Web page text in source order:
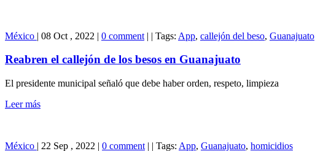
el
de
México
México | 08 Oct , 2022 | 0 comment | | Tags: App, callejón del beso, Guanajuato
Reabren el callejón de los besos en Guanajuato
El presidente municipal señaló que debe haber orden, respeto, limpieza
Leer más
México | 22 Sep , 2022 | 0 comment | | Tags: App, Guanajuato, homicidios